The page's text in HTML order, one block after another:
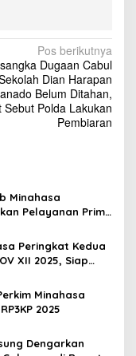
Pos berikutnya
Dugaan Cabul
Dian Harapan
Belum Ditahan,
Sebut Polda Lakukan
Pembiaran
Minahasa
Pelayanan Prima
Peringkat Kedua
XII 2025, Siap
Minahasa
2025
Dengarkan